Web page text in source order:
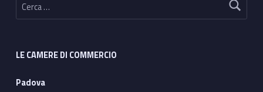
LE CAMERE DI COMMERCIO
Padova